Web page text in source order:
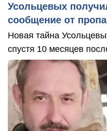
Усольцевых
сообщение от
Новая тайна
спустя 10 месяцев